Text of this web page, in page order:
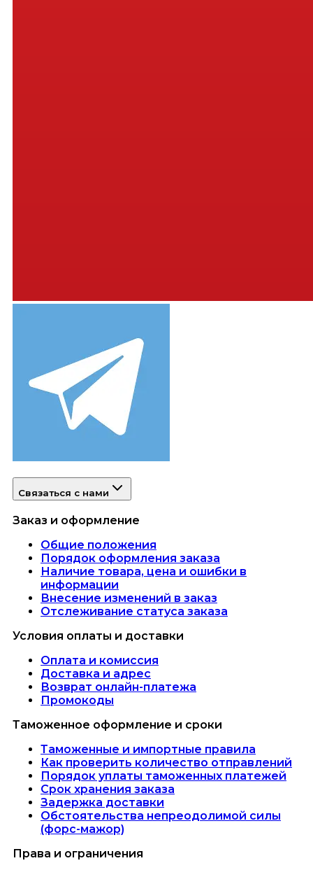
Связаться с нами
Заказ и оформление
Общие положения
Порядок оформления заказа
Наличие товара, цена и ошибки в
информации
Внесение изменений в заказ
Отслеживание статуса заказа
Условия оплаты и доставки
Оплата и комиссия
Доставка и адрес
Возврат онлайн-платежа
Промокоды
Таможенное оформление и сроки
Таможенные и импортные правила
Как проверить количество отправлений
Порядок уплаты таможенных платежей
Срок хранения заказа
Задержка доставки
Обстоятельства непреодолимой силы
(форс-мажор)
Права и ограничения